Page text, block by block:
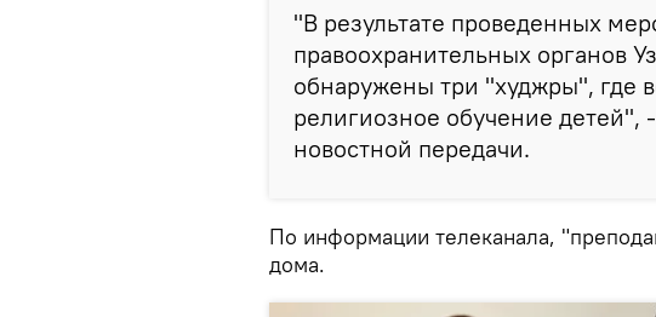
"В результате проведенных
правоохранительных органов
обнаружены три "худжры", где
религиозное обучение детей",
новостной передачи.
По информации телеканала,
дома.